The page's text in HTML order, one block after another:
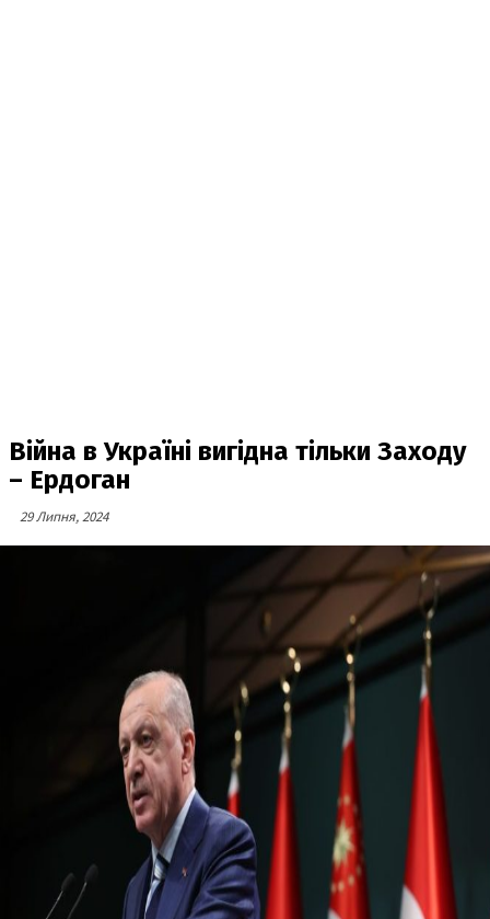
Війна в Україні вигідна тільки Заходу
– Ердоган
29 Липня, 2024